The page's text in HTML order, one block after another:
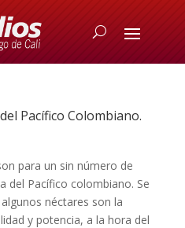
Pacífico Colombiano.
para un sin número de
del Pacífico colombiano. Se
néctares son la
y potencia, a la hora del